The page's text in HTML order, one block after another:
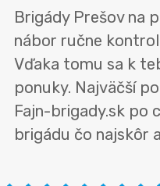
Brigády Prešov na
nábor ručne
Vďaka tomu sa k
ponuky. Najväčší
Fajn-brigady.sk po
brigádu čo najskôr